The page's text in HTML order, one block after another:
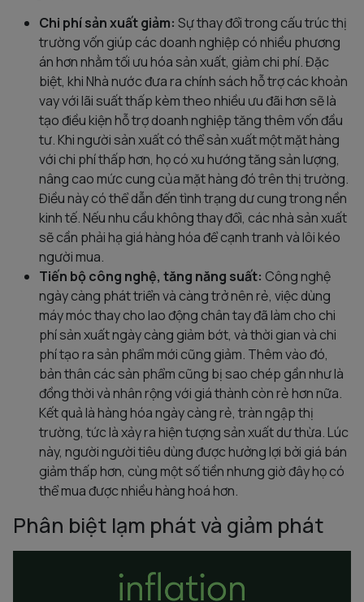
Chi phí sản xuất giảm: Sự thay đổi trong cấu trúc thị
trường vốn giúp các doanh nghiệp có nhiều phương
án hơn nhằm tối ưu hóa sản xuất, giảm chi phí. Đặc
biệt, khi Nhà nước đưa ra chính sách hỗ trợ các khoản
vay với lãi suất thấp kèm theo nhiều ưu đãi hơn sẽ là
tạo điều kiện hỗ trợ doanh nghiệp tăng thêm vốn đầu
tư. Khi người sản xuất có thể sản xuất một mặt hàng
với chi phí thấp hơn, họ có xu hướng tăng sản lượng,
nâng cao mức cung của mặt hàng đó trên thị trường.
Điều này có thể dẫn đến tình trạng dư cung trong nền
kinh tế. Nếu nhu cầu không thay đổi, các nhà sản xuất
sẽ cần phải hạ giá hàng hóa để cạnh tranh và lôi kéo
người mua.
Tiến bộ công nghệ, tăng năng suất: Công nghệ
ngày càng phát triển và càng trở nên rẻ, việc dùng
máy móc thay cho lao động chân tay đã làm cho chi
phí sản xuất ngày càng giảm bớt, và thời gian và chi
phí tạo ra sản phẩm mới cũng giảm. Thêm vào đó,
bản thân các sản phẩm cũng bị sao chép gần như là
đồng thời và nhân rộng với giá thành còn rẻ hơn nữa.
Kết quả là hàng hóa ngày càng rẻ, tràn ngập thị
trường, tức là xảy ra hiện tượng sản xuất dư thừa. Lúc
này, người người tiêu dùng được hưởng lợi bởi giá bán
giảm thấp hơn, cùng một số tiền nhưng giờ đây họ có
thể mua được nhiều hàng hoá hơn.
Phân biệt lạm phát và giảm phát